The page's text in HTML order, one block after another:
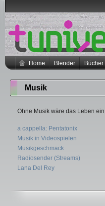
Home Blender Bücher
Musik
Ohne Musik wäre das Leben
a cappella: Pentatonix
Musik in Videospielen
Musikgeschmack
Radiosender (Streams)
Lana Del Rey